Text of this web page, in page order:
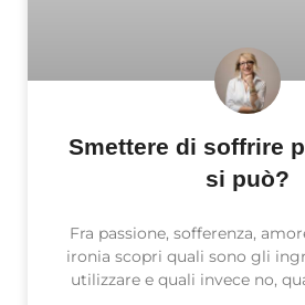
Smettere di soffrire
si può?
Fra passione, sofferenza,
ironia scopri quali sono gli
utilizzare e quali invece no,